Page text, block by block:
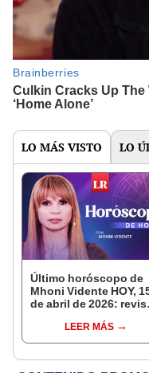
LO MÁS VISTO LO
Último horóscopo de
Mhoni Vidente HOY,
de abril de 2026:
signo y entérate si te
espera un día
LEER MÁS